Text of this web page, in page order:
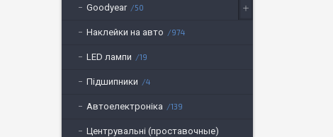
Goodyear 50
Наклейки на авто 974
LED лампи 19
Підшипники 4
Автоелектроніка 139
Центрувальні (проставочные)